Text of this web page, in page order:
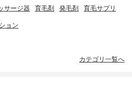
サージ器 育毛剤 発毛剤 育毛サプリ
ョン
カテゴリ一覧へ